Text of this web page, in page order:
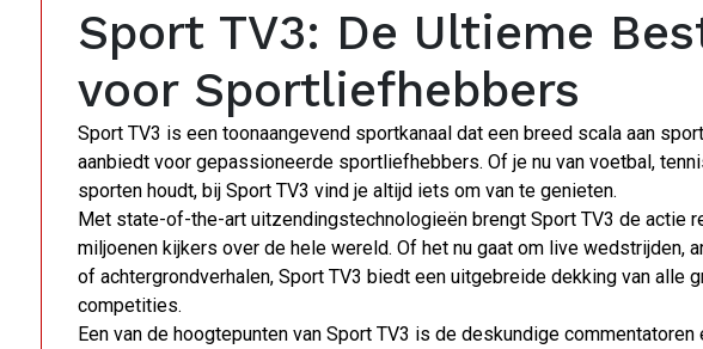
Sport TV3: De Ultieme
voor Sportliefhebbers
Sport TV3 is een toonaangevend sportkanaal dat een breed scala aan
aanbiedt voor gepassioneerde sportliefhebbers. Of je nu van voetbal,
sporten houdt, bij Sport TV3 vind je altijd iets om van te genieten.
Met state-of-the-art uitzendingstechnologieën brengt Sport TV3 de actie
miljoenen kijkers over de hele wereld. Of het nu gaat om live wedstrijden,
of achtergrondverhalen, Sport TV3 biedt een uitgebreide dekking van alle
competities.
Een van de hoogtepunten van Sport TV3 is de deskundige